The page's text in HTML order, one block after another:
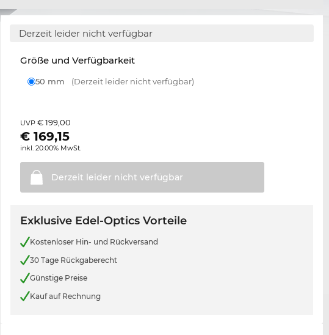
Derzeit leider nicht verfügbar
Größe und Verfügbarkeit
50 mm (Derzeit leider nicht verfügbar)
UVP€ 199,00
€169,15
inkl. 20.00% MwSt.
Derzeit leider nicht verfügbar
Exklusive Edel-Optics Vorteile
Kostenloser Hin- und Rückversand
30 Tage Rückgaberecht
Günstige Preise
Kauf auf Rechnung